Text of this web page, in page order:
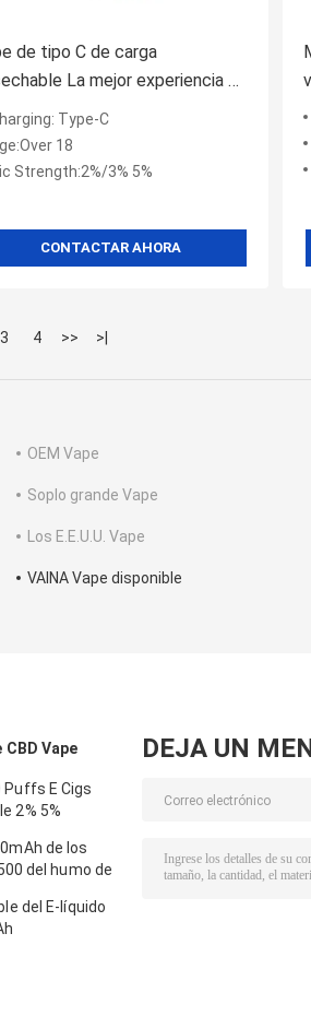
de tipo C de carga
La mejor experiencia de
Type-C
18
Strength:2%/3% 5%
CONTACTAR AHORA
3 4 >> >|
OEM Vape
Soplo grande Vape
Los E.E.U.U. Vape
VAINA Vape disponible
Vape
Puffs E Cigs
2% 5%
de los
del humo de
del E-líquido
DEJA UN